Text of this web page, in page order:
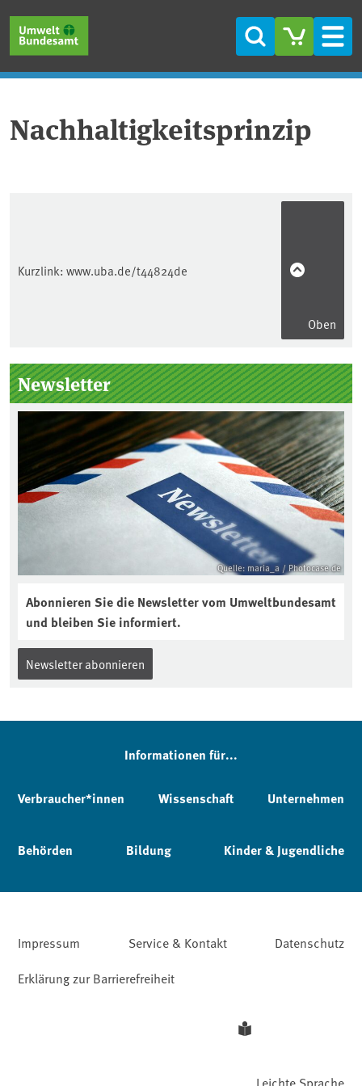
Suche
Nachhaltigkeitsprinzip
Kurzlink: www.uba.de/t44824de
Oben
Seitenleiste
Newsletter
Quelle: maria_a / Photocase.de
Abonnieren Sie die Newsletter vom Umweltbundesamt
und bleiben Sie informiert.
Newsletter abonnieren
Informationen für...
Verbraucher*innen Wissenschaft Unternehmen
Behörden Bildung Kinder & Jugendliche
Impressum Service & Kontakt
Datenschutz
Erklärung zur Barrierefreiheit
Leichte Sprache